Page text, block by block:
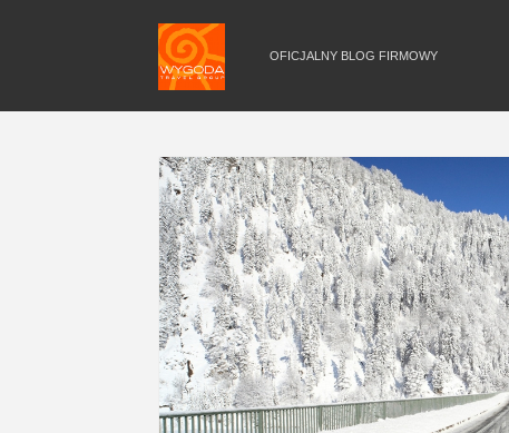
OFICJALNY BLOG FIRMOWY